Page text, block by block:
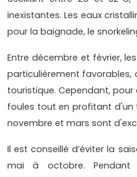
inexistantes. Les eaux
pour la baignade, le
Entre décembre et février,
particulièrement favorables,
touristique. Cependant,
foules tout en profitant d'un
novembre et mars sont
Il est conseillé d’éviter la
mai à octobre.